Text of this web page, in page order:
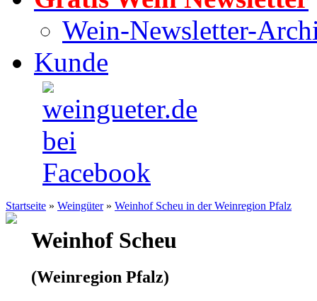
Wein-Newsletter-
Kunde
Startseite » Weingüter » Weinhof Scheu in der Weinregion Pfalz
Weinhof Scheu
(Weinregion Pfalz)